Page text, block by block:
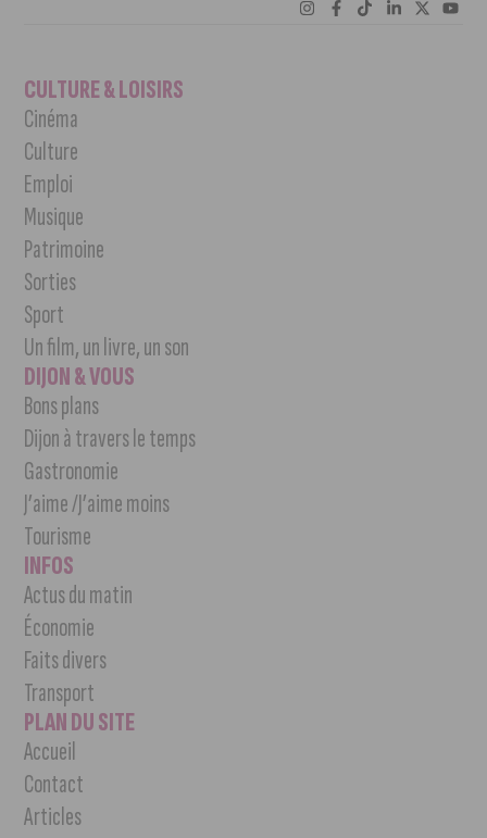
CULTURE & LOISIRS
Cinéma
Culture
Emploi
Musique
Patrimoine
Sorties
Sport
Un film, un livre, un son
DIJON & VOUS
Bons plans
Dijon à travers le temps
Gastronomie
J’aime /J’aime moins
Tourisme
INFOS
Actus du matin
Économie
Faits divers
Transport
PLAN DU SITE
Accueil
Contact
Articles